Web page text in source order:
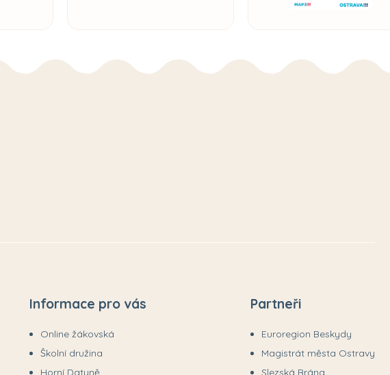
Informace pro vás
Online žákovská
Školní družina
Horní Datyně
Partneři
Euroregion Beskydy
Magistrát města Ostravy
Slezská Brána